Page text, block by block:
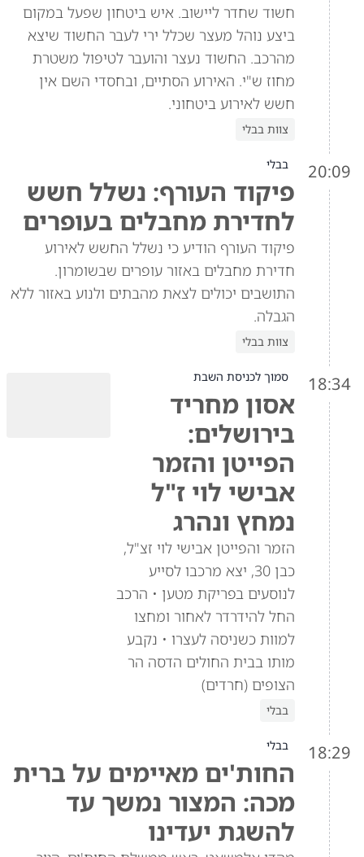
חשוד שחדר ליישוב. איש ביטחון שפעל במקום
ביצע נוהל מעצר שכלל ירי לעבר החשוד שיצא
מהרכב. החשוד נעצר והועבר לטיפול משטרת
מחוז ש"י. האירוע הסתיים, ובחסדי השם אין
חשש לאירוע ביטחוני.
צוות בבלי
20:09 בבלי
פיקוד העורף: נשלל חשש
לחדירת מחבלים בעופרים
פיקוד העורף הודיע כי נשלל החשש לאירוע
חדירת מחבלים באזור עופרים שבשומרון.
התושבים יכולים לצאת מהבתים ולנוע באזור ללא
הגבלה.
צוות בבלי
18:34 סמוך לכניסת השבת
אסון מחריד
בירושלים:
הפייטן והזמר
אבישי לוי ז"ל
נמחץ ונהרג
הזמר והפייטן אבישי לוי זצ"ל,
כבן 30, יצא מרכבו לסייע
לנוסעים בפריקת מטען • הרכב
החל להידרדר לאחור ומחצו
למוות כשניסה לעצרו • נקבע
מותו בבית החולים הדסה הר
הצופים (חרדים)
בבלי
18:29 בבלי
החות'ים מאיימים על ברית
מכה: המצור נמשך עד
להשגת יעדינו